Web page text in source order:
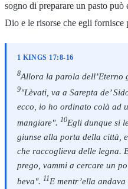
sogno di preparare un pasto può
Dio e le risorse che egli fornisce
1 KINGS 17:8-16
8Allora la parola dell’Eterno
9"Lèvati, va a Sarepta de’
ecco, io ho ordinato colà ad
mangiare". 10Egli dunque si
giunse alla porta della città,
che raccoglieva delle legna.
prego, vammi a cercare un
beva". 11E mentr’ella